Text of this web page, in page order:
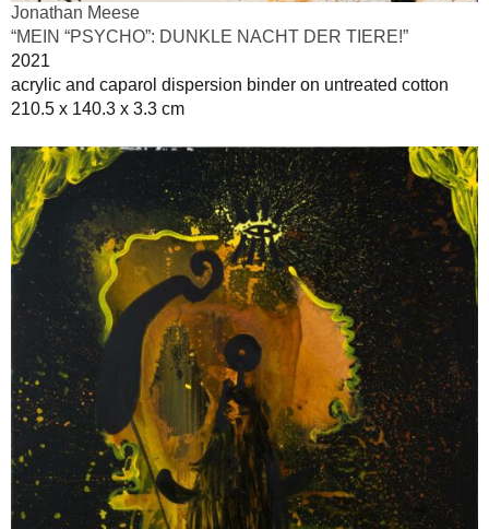
Jonathan Meese
“MEIN “PSYCHO”: DUNKLE NACHT DER TIERE!”
2021
acrylic and caparol dispersion binder on untreated cotton
210.5 x 140.3 x 3.3 cm